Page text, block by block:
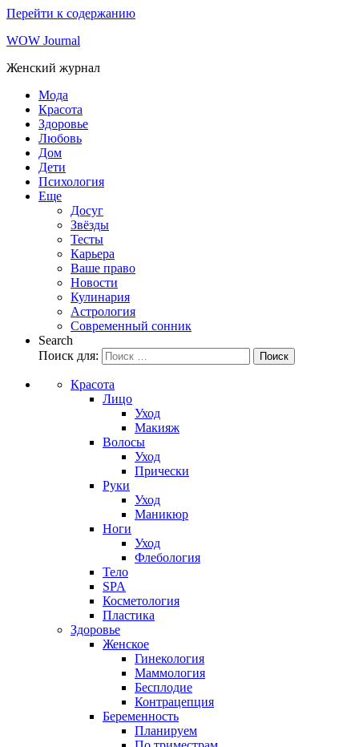
Перейти к содержанию
WOW Journal
Женский журнал
Мода
Красота
Здоровье
Любовь
Дом
Дети
Психология
Еще
Досуг
Звёзды
Тесты
Карьера
Ваше право
Новости
Кулинария
Астрология
Современный сонник
Search
Поиск для:
Поиск
Красота
Лицо
Уход
Макияж
Волосы
Уход
Прически
Руки
Уход
Маникюр
Ноги
Уход
Флебология
Тело
SPA
Косметология
Пластика
Здоровье
Женское
Гинекология
Маммология
Бесплодие
Контрацепция
Беременность
Планируем